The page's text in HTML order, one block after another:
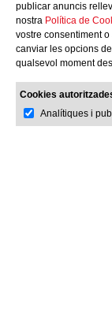
publicar anuncis
nostra Política de
vostre consentiment
canviar les opcions
qualsevol moment
Cookies
Analítiques i